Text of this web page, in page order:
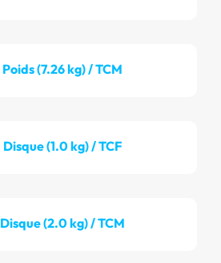
Poids (7.26 kg) / TCM
Disque (1.0 kg) / TCF
Disque (2.0 kg) / TCM